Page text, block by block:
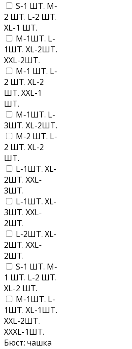
S-1 ШТ. M-
2 ШТ. L-2 ШТ.
XL-1 ШТ.
M-1ШТ. L-
1ШТ. XL-2ШТ.
XXL-2ШТ.
M-1 ШТ. L-
2 ШТ. XL-2
ШТ. XXL-1
ШТ.
M-1ШТ. L-
3ШТ. XL-2ШТ.
M-2 ШТ. L-
2 ШТ. XL-2
ШТ.
L-1ШТ. XL-
2ШТ. XXL-
3ШТ.
L-1ШТ. XL-
3ШТ. XXL-
2ШТ.
L-2ШТ. XL-
2ШТ. XXL-
2ШТ.
S-1 ШТ. M-
1 ШТ. L-2 ШТ.
XL-2 ШТ.
M-1ШТ. L-
1ШТ. XL-1ШТ.
XXL-2ШТ.
XXXL-1ШТ.
Бюст: чашка